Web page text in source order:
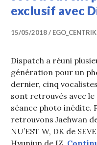
exclusif avec
15/05/2018 EGO_CENTRIK
Dispatch a réuni
génération pour un
dernier, cinq
sont retrouvés avec
séance photo inédite.
retrouvons Jaehwan
NU’EST W, DK de
Hyunjun de IZ.